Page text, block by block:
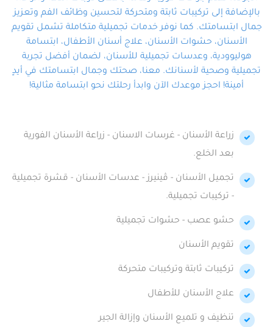
بالإضافة إلى تركيبات ثابتة ومتحركة لتحسين وظائف الفم وتعزيز
جمال ابتسامتك. كما نوفر خدمات تجميلية متكاملة تشمل تقويم
الأسنان، حشوات الأسنان، علاج أسنان الأطفال، ابتسامة
هوليوودية، وعدسات تجميلية للأسنان، لضمان أفضل تجربة
تجميلية وصحية لأسنانك. معنا، صحتك وجمال ابتسامتك في أيدٍ
أمينة! احجز موعدك الآن وابدأ رحلتك نحو ابتسامة مثالية!
زراعة الأسنان - غرسات الاسنان - زراعة الأسنان الفورية
بعد الخلع.
تجميل الأسنان - ڤينيرز - عدسات الأسنان - قشرة تجميلية
- تركيبات تجميلية.
حشو عصب - حشوات تجميلية
تقويم الأسنان
تركيبات ثابتة وتركيبات متحركة
علاج الأسنان للأطفال
تنظيف و تلميع الأسنان وإزالة الجير